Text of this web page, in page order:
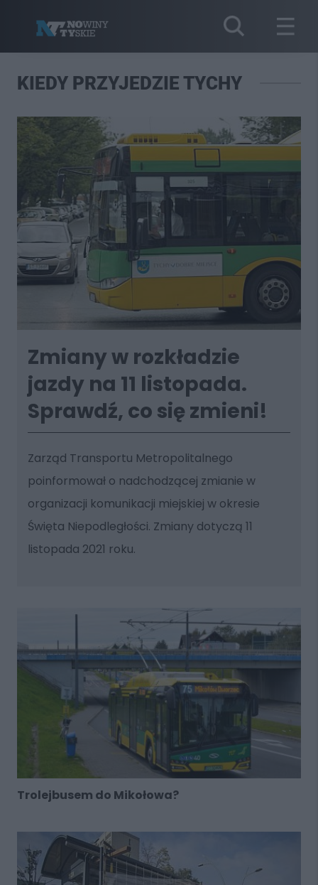
KIEDY PRZYJEDZIE TYCHY
Zmiany w rozkładzie
jazdy na 11 listopada.
Sprawdź, co się zmieni!
Zarząd Transportu Metropolitalnego
poinformował o nadchodzącej zmianie w
organizacji komunikacji miejskiej w okresie
Święta Niepodległości. Zmiany dotyczą 11
listopada 2021 roku.
Trolejbusem do Mikołowa?